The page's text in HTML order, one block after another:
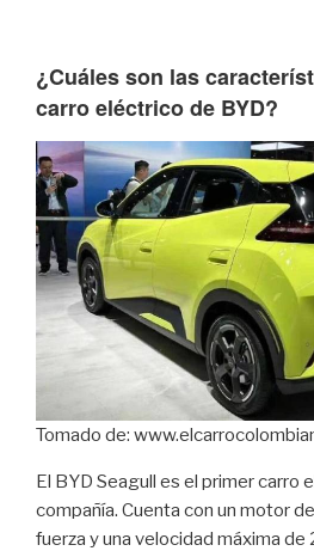
¿Cuáles son las
carro eléctrico de BYD?
Tomado de:
El BYD Seagull es el primer carro
compañía. Cuenta con un motor
fuerza y una velocidad máxima